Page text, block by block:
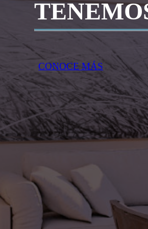
CONOCE MÁS